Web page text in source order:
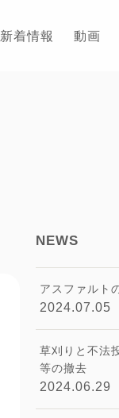
新着情報 動画
NEWS
アスファルト
2024.07.05
草刈りと不法
等の撤去
2024.06.29